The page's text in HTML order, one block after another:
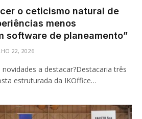
o ceticismo natural de
menos
software de planeamento”
22, 2026
a destacar?Destacaria três
estruturada da IKOffice…